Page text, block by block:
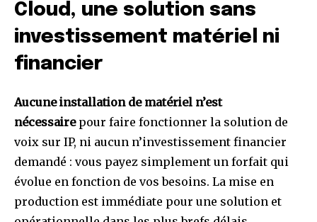
Cloud, une solution sans
investissement matériel ni
financier
Aucune installation de matériel n’est
nécessairepour faire fonctionner la solution de
voix sur IP, ni aucun n’investissement financier
demandé : vous payez simplement un forfait qui
évolue en fonction de vos besoins. La mise en
production est immédiate pour une solution et